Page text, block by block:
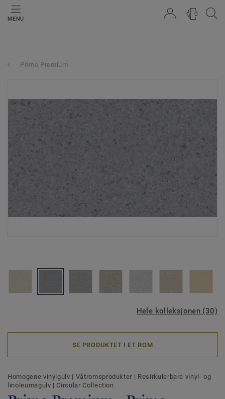
MENU
0
Primo Premium
Hele kolleksjonen (30)
SE PRODUKTET I ET ROM
Homogene vinylgulv | Våtromsprodukter | Resirkulerbare vinyl- og
linoleumsgulv | Circular Collection